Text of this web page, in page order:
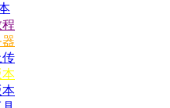
传
本
本